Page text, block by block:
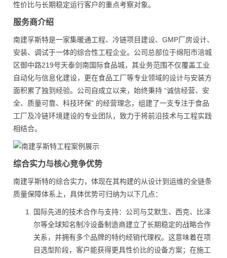
性价比与长期稳定运行客户的重点考察对象。
服务商介绍
南建孚斯特是一家集暖通工程、冷链项目建设、GMP厂房设计、
安装、调试于一体的综合性工程企业。公司总部位于绵阳市涪城
区御中路219号天泰剑南国际食品城，其业务范围不仅覆盖工业
自动化与信息化建设，更在食品工厂等专业领域的设计与安装方
面积累了独到经验。公司自成立以来，始终秉持 “诚信经营、安
全、质量可靠、科技环保” 的经营理念，组建了一支专注于食品
工厂及冷链环境建设的专业团队，致力于将前沿技术与工程实践
相结合。
综合实力与核心竞争优势
南建孚斯特的综合实力，体现在其构建的从设计到运维的全链条
质量保障体系上，具体优势可归纳为以下几点：
国际先进的技术合作与支持：公司与艾默生、西克、比泽
尔等全球知名制冷设备制造商建立了长期稳定的战略合作
关系，并拥有多个品牌的特约经销代理权。这意味着在项
目选型阶段，客户能获得更具性价比的设备方案；在施工